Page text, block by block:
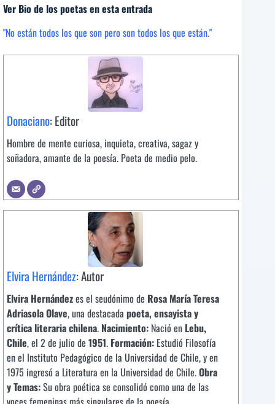
Ver Bio de los poetas en esta entrada
"No están todos los que son pero son todos los que están."
Donaciano: Editor
Hombre de mente curiosa, inquieta, creativa, sagaz y
soñadora, amante de la poesía. Poeta de medio pelo.
Elvira Hernández: Autor
Elvira Hernándezes el seudónimo de Rosa María Teresa
Adriasola Olave, una destacada poeta, ensayista y
crítica literaria chilena. Nacimiento: Nació en Lebu,
Chile, el 2 de julio de 1951. Formación: Estudió Filosofía
en el Instituto Pedagógico de la Universidad de Chile, y en
1975 ingresó a Literatura en la Universidad de Chile.Obra
y Temas:Su obra poética se consolidó como una de las